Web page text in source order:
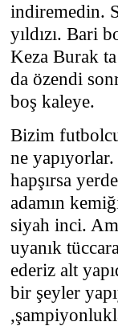
indiremedin.
yıldızı. Bari
Keza Burak
da özendi
boş kaleye.
Bizim
ne
hapşırsa
adamın
siyah inci.
uyanık
ederiz alt
bir şeyler